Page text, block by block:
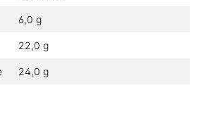
6,0 g
22,0 g
24,0 g